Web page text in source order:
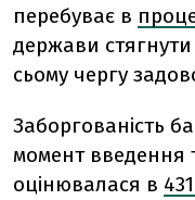
перебуває в
держави
сьому чергу
Заборгованість
момент введення
оцінювалася в